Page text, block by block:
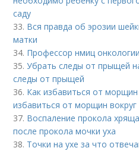
саду
33. Вся правда об эрозии
матки
34. Профессор нмиц
35.Убрать следы от прыщей
следы от прыщей
36. Как избавиться от
избавиться от морщин вокруг
37. Воспаление прокола
после прокола мочки уха
38. Точки на ухе за что